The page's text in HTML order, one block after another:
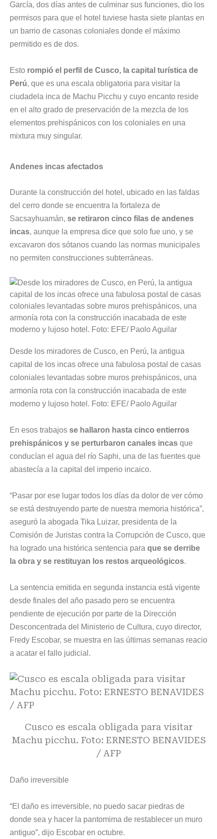
García, dos días antes de culminar sus funciones, dio los
permisos para que el hotel tuviese hasta siete plantas en
un barrio de casonas coloniales donde el máximo
permitido es de dos.
Esto rompió el perfil de Cusco, la capital turística de
Perú, que es una escala obligatoria para visitar la
ciudadela inca de Machu Picchu y cuyo encanto reside
en el alto grado de preservación de la mezcla de los
elementos prehispánicos con los coloniales en una
mixtura muy singular.
Andenes incas afectados
Durante la construcción del hotel, ubicado en las faldas
del cerro donde se encuentra la fortaleza de
Sacsayhuamán, se retiraron cinco filas de andenes
incas, aunque la empresa dice que solo fue uno, y se
excavaron dos sótanos cuando las normas municipales
no permiten construcciones subterráneas.
Desde los miradores de Cusco, en Perú, la antigua
capital de los incas ofrece una fabulosa postal de casas
coloniales levantadas sobre muros prehispánicos, una
armonía rota con la construcción inacabada de este
moderno y lujoso hotel. Foto: EFE/ Paolo Aguilar
En esos trabajos se hallaron hasta cinco entierros
prehispánicos y se perturbaron canales incas que
conducían el agua del río Saphi, una de las fuentes que
abastecía a la capital del imperio incaico.
“Pasar por ese lugar todos los días da dolor de ver cómo
se está destruyendo parte de nuestra memoria histórica”,
aseguró la abogada Tika Luizar, presidenta de la
Comisión de Juristas contra la Corrupción de Cusco, que
ha logrado una histórica sentencia para que se derribe
la obra y se restituyan los restos arqueológicos.
La sentencia emitida en segunda instancia está vigente
desde finales del año pasado pero se encuentra
pendiente de ejecución por parte de la Dirección
Desconcentrada del Ministerio de Cultura, cuyo director,
Fredy Escobar, se muestra en las últimas semanas reacio
a acatar el fallo judicial.
Cusco es escala obligada para visitar
Machu picchu. Foto: ERNESTO BENAVIDES
/ AFP
Daño irreversible
“El daño es irreversible, no puedo sacar piedras de
donde sea y hacer la pantomima de restablecer un muro
antiguo”, dijo Escobar en octubre.